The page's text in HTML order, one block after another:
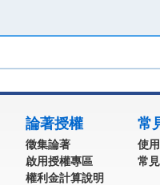
論著授權
徵集論著
啟用授權專區
權利金計算說明
常
使
常